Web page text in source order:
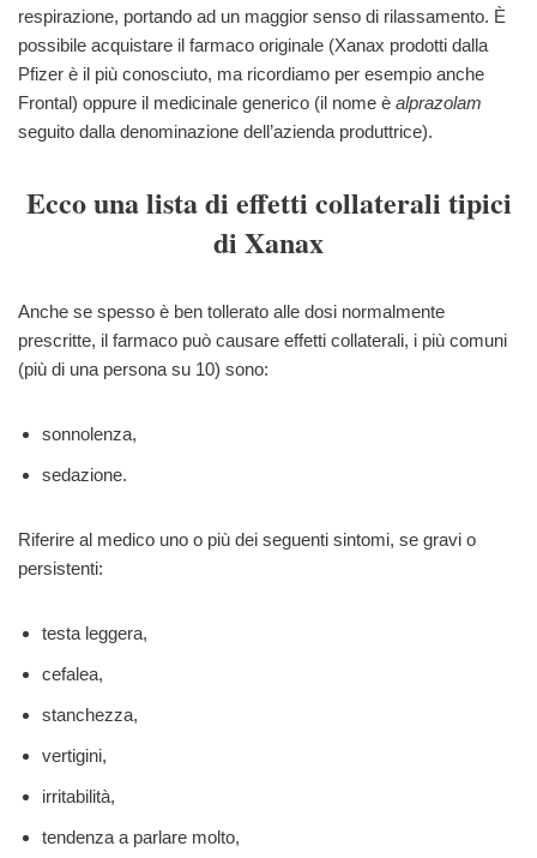
respirazione, portando ad un maggior senso di rilassamento. È
possibile acquistare il farmaco originale (Xanax prodotti dalla
Pfizer è il più conosciuto, ma ricordiamo per esempio anche
Frontal) oppure il medicinale generico (il nome è alprazolam
seguito dalla denominazione dell’azienda produttrice).
Ecco una lista di effetti collaterali tipici
di Xanax
Anche se spesso è ben tollerato alle dosi normalmente
prescritte, il farmaco può causare effetti collaterali, i più comuni
(più di una persona su 10) sono:
sonnolenza,
sedazione.
Riferire al medico uno o più dei seguenti sintomi, se gravi o
persistenti:
testa leggera,
cefalea,
stanchezza,
vertigini,
irritabilità,
tendenza a parlare molto,